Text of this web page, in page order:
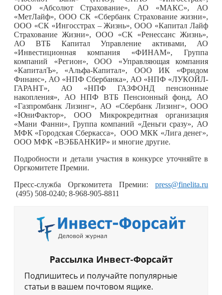
ООО «Абсолют Страхование», АО «МАКС», АО
«МетЛайф», ООО СК «Сбербанк Страхование жизни»,
ООО «СК «Ингосстрах – Жизнь», ООО «Капитал Лайф
Страхование Жизни», ООО «СК «Ренессанс Жизнь»,
АО ВТБ Капитал Управление активами, АО
«Инвестиционная компания «ФИНАМ», Группа
компаний «Регион», ООО «Управляющая компания
«КапиталЪ», «Альфа-Капитал», ООО ИК «Фридом
Финанс», АО «НПФ Сбербанка», АО «НПФ «ЛУКОЙЛ-
ГАРАНТ», АО «НПФ ГАЗФОНД пенсионные
накопления», АО НПФ ВТБ Пенсионный фонд, АО
«Газпромбанк Лизинг», АО «Сбербанк Лизинг», ООО
«ЮниФактор», ООО Микрокредитная организация
«Мани Фанни», Группа компаний «Деньги сразу», АО
МФК «Городская Сберкасса», ООО МКК «Лига денег»,
ООО МФК «ВЭББАНКИР» и многие другие.
Подробности и детали участия в конкурсе уточняйте в
Оргкомитете Премии.
Пресс-служба Оргкомитета Премии: press@finelita.ru
(495) 508-0240; 8-968-905-8811
Рассылка Инвест-Форсайт
Подпишитесь и получайте популярные
статьи в вашем почтовом ящике.